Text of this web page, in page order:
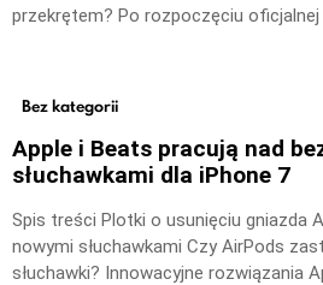
przekrętem? Po rozpoczęciu oficjalnej
Bez kategorii
Apple i Beats pracują nad
słuchawkami dla iPhone 7
Spis treści Plotki o usunięciu gniazda
nowymi słuchawkami Czy AirPods
słuchawki? Innowacyjne rozwiązania